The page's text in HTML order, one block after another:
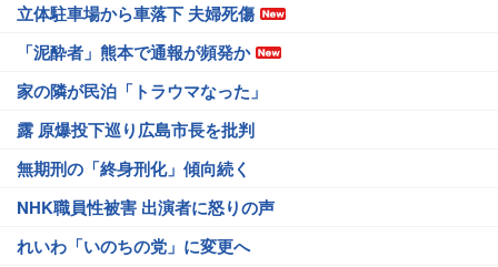
立体駐車場から車落下 夫婦死傷
「泥酔者」熊本で通報が頻発か
家の隣が民泊「トラウマなった」
露 原爆投下巡り広島市長を批判
無期刑の「終身刑化」傾向続く
NHK職員性被害 出演者に怒りの声
れいわ「いのちの党」に変更へ